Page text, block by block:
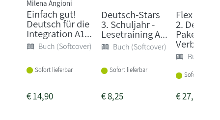
Milena Angioni
Einfach gut!
Deutsch für die
Integration A1...
Buch (Softcover)
Sofort lieferbar
€14,90
Deutsch-Stars
3. Schuljahr -
Lesetraining A...
Buch (Softcover)
Sofort lieferbar
€8,25
Flex und
2.
Paket.
Buch
Sofort
€27,25